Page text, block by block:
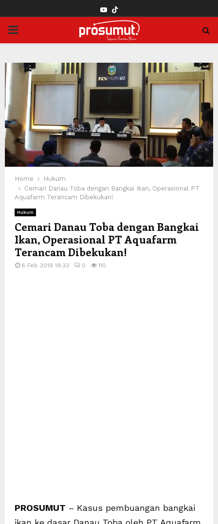
YOUTUBE
PRIMARY
Home
Hukum
Cemari Danau Toba dengan Bangkai Ikan, Operasional PT
Aquafarm Terancam Dibekukan!
Hukum
Cemari Danau Toba dengan Bangkai
Ikan, Operasional PT Aquafarm
Terancam Dibekukan!
8 Feb 2019 19:33 0 110
PROSUMUT – Kasus pembuangan bangkai